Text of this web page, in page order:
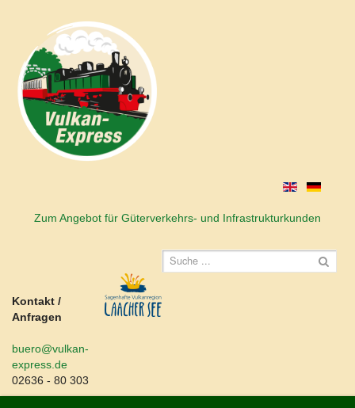
Zum Angebot für Güterverkehrs- und Infrastrukturkunden
Kontakt /
Anfragen
buero@vulkan-
express.de
02636 - 80 303